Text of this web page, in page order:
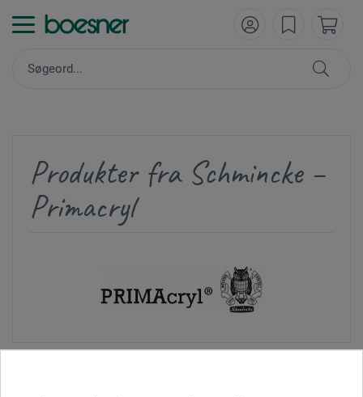
Produkter fra Schmincke –
Primacryl